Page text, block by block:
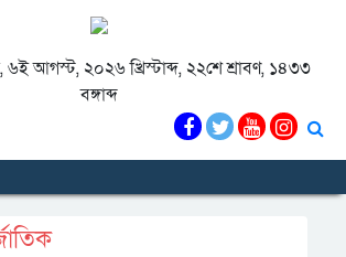
আগস্ট, ২০২৬ খ্রিস্টাব্দ, ২২শে শ্রাবণ, ১৪৩৩
বঙ্গাব্দ